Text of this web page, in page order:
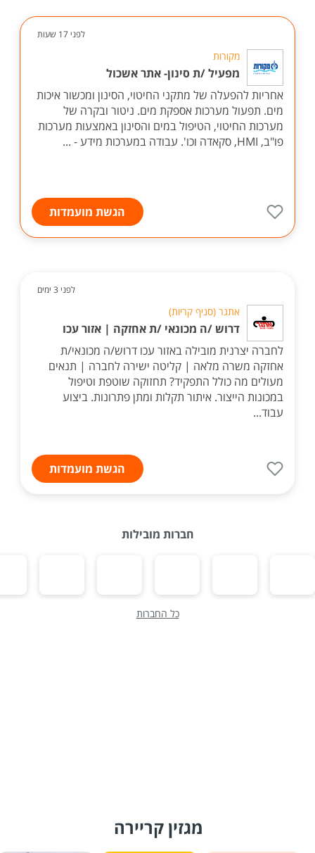
לפני 17 שעות
מקורות
מפעיל /ת סינון- אתר אשכול
אחריות להפעלה של מתקני החיטוי, הסינון ומכשור איכות
מים. תפעול מערכות אספקת מים. ניטור ובקרה של
מערכות החיטוי, הטיפול במים והסינון באמצעות מערכות
פו"ב, HMI, סקאדה וכו'. עבודה במערכות מידע - ...
הגשת מועמדות
לפני 3 ימים
אתגר (סניף קריות)
דרוש /ה מכונאי /ת אחזקה | אזור עכו
לחברה יצרנית מובילה באזור עכו דרוש/ה מכונאי/ת
אחזקה משרה מלאה | קליטה ישירה לחברה | תנאים
מעולים מה כולל התפקיד? תחזוקה שוטפת וטיפול
במכונות הייצור. איתור תקלות ומתן פתרונות. ביצוע
עבוד...
הגשת מועמדות
חברות מובילות
כל החברות
מגזין קריירה